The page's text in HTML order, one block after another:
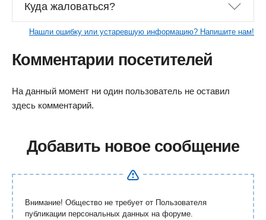
Куда жаловаться?
Нашли ошибку или устаревшую информацию? Напишите нам!
Комментарии посетителей
На данный момент ни один пользователь не оставил
здесь комментарий.
Добавить новое сообщение
Внимание! Общество не требует от Пользователя
публикации персональных данных на форуме.